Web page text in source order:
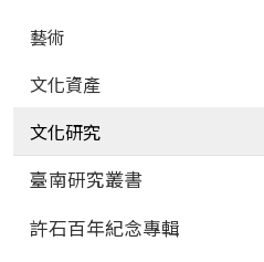
藝術
文化資產
文化研究
臺南研究叢書
許石百年紀念專輯